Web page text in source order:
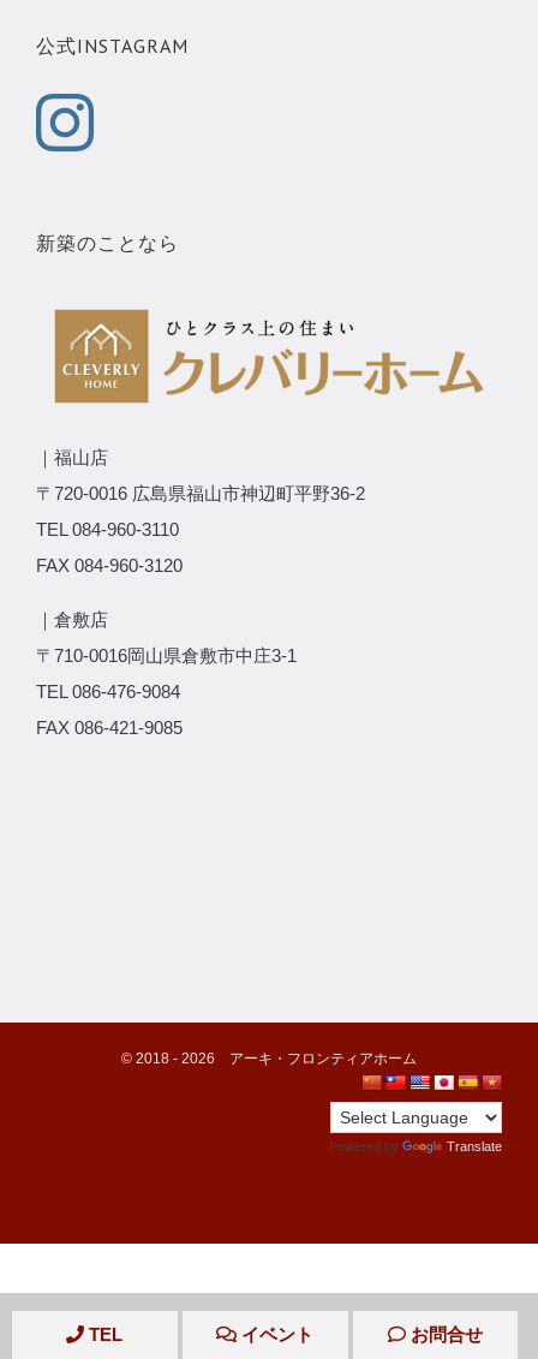
公式INSTAGRAM
新築のことなら
｜福山店
〒720-0016 広島県福山市神辺町平野36-2
TEL 084-960-3110
FAX 084-960-3120
｜倉敷店
〒710-0016岡山県倉敷市中庄3-1
TEL 086-476-9084
FAX 086-421-9085
©️ 2018 - 2026 アーキ・フロンティアホーム
Powered by Translate
TEL イベント お問合せ